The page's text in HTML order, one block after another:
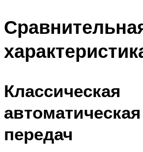
Классическая
передач